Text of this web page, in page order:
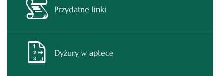
Przydatne linki
Dyżury w aptece